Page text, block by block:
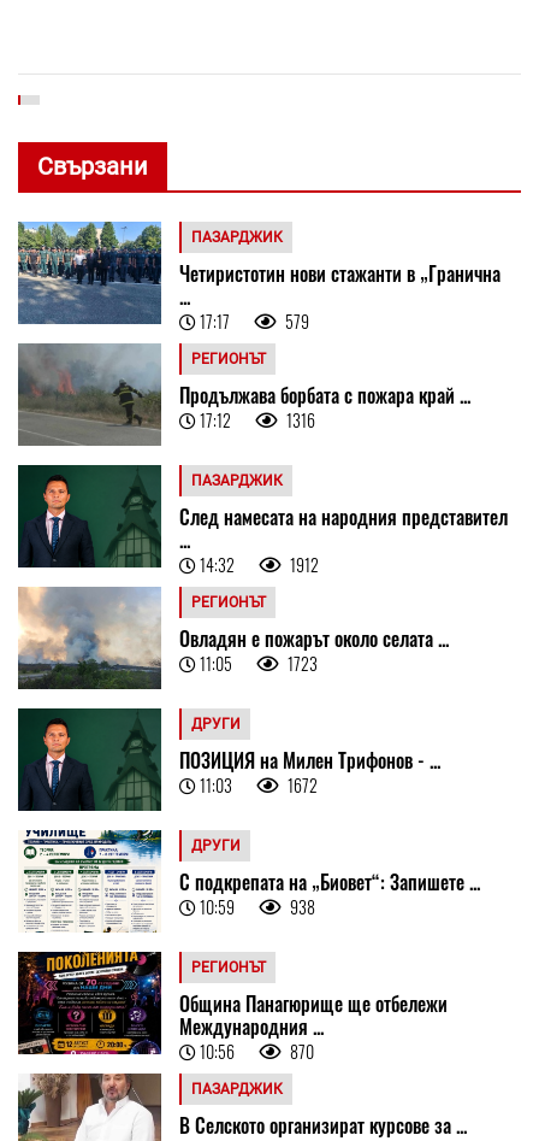
Свързани
ПАЗАРДЖИК
Четиристотин нови стажанти в „Гранична
...
17:17 579
РЕГИОНЪТ
Продължава борбата с пожара край ...
17:12 1316
ПАЗАРДЖИК
След намесата на народния представител
...
14:32 1912
РЕГИОНЪТ
Овладян е пожарът около селата ...
11:05 1723
ДРУГИ
ПОЗИЦИЯ на Милен Трифонов - ...
11:03 1672
ДРУГИ
С подкрепата на „Биовет“: Запишете ...
10:59 938
РЕГИОНЪТ
Община Панагюрище ще отбележи
Международния ...
10:56 870
ПАЗАРДЖИК
В Селското организират курсове за ...